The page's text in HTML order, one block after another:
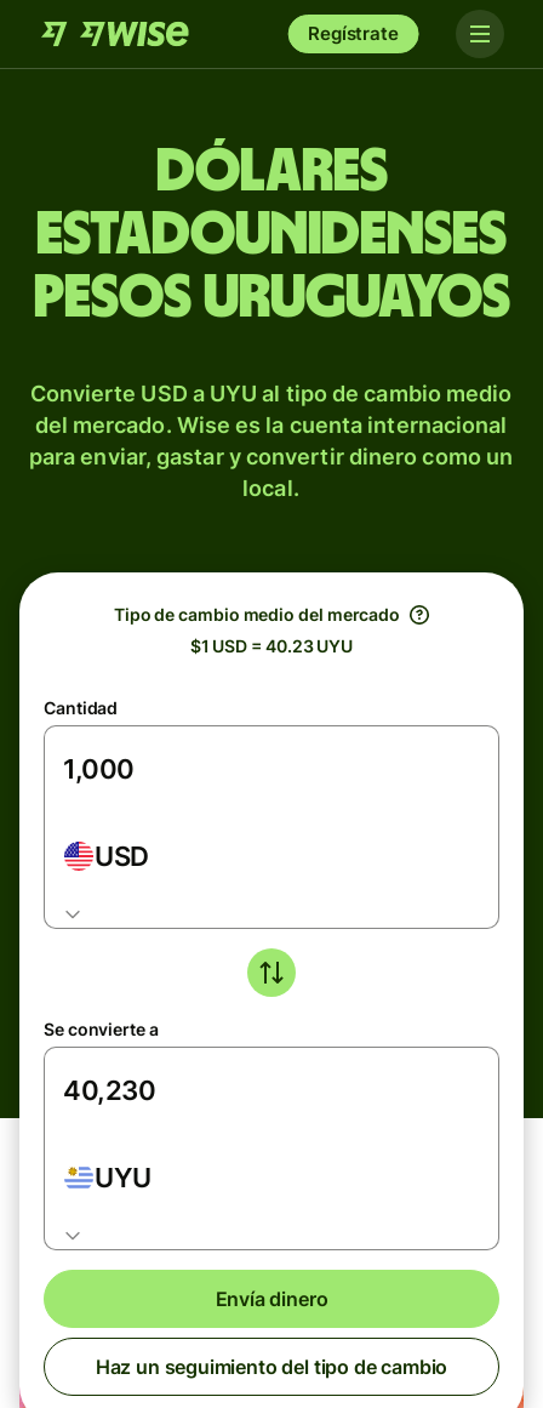
Regístrate
Dólares
estadounidenses
pesos uruguayos
Convierte USD a UYU al tipo de cambio medio
del mercado. Wise es la cuenta internacional
para enviar, gastar y convertir dinero como un
local.
Tipo de cambio medio del mercado
$1 USD = 40.23 UYU
Cantidad
USD
Se convierte a
UYU
Envía dinero
Haz un seguimiento del tipo de cambio